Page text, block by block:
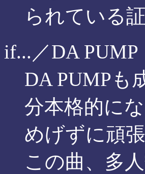
られている
if...／DA PUMP
DA PUMPも
分本格的に
めげずに頑
この曲、多